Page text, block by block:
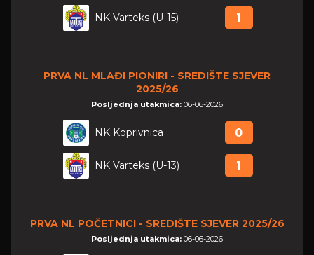
NK Varteks (U-15) 1
PRVA NL MLAĐI PIONIRI - SREDIŠTE SJEVER
2025/26
Posljednja utakmica: 06-06-2026
NK Koprivnica 0
NK Varteks (U-13) 1
PRVA NL POČETNICI - SREDIŠTE SJEVER 2025/26
Posljednja utakmica: 06-06-2026